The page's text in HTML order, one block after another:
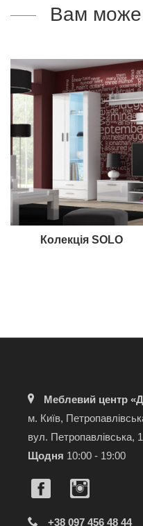
Вам може
Колекція SOLO
Меблевий центр
м. Київ,
вул. Петропавлівська,
Щодня 10:00 - 19:00
+38 097 456 48 44